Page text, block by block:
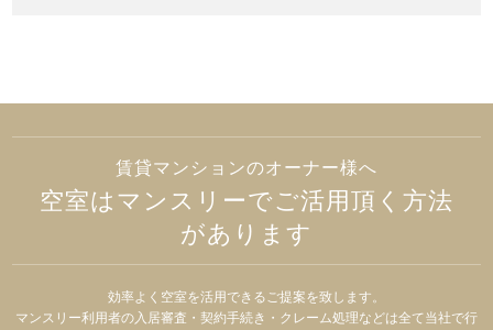
賃貸マンションのオーナー様へ
空室はマンスリーでご活用頂く方法
があります
効率よく空室を活用できるご提案を致します。
マンスリー利用者の入居審査・契約手続き・クレーム処理などは全て当社で行